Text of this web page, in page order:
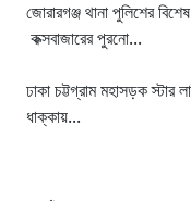
জোরারগঞ্জ থানা পুলিশের
কক্সবাজারের পুরনো...
ঢাকা চট্টগ্রাম মহাসড়ক স্টার
ধাক্কায়...